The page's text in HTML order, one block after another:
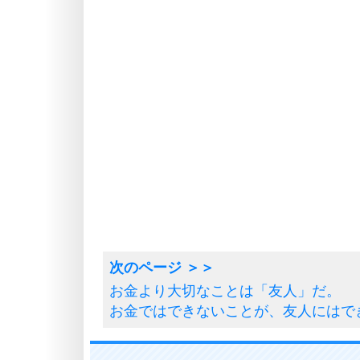
お金より大切なことは「友人」だ。
お金ではできないことが、友人にはで